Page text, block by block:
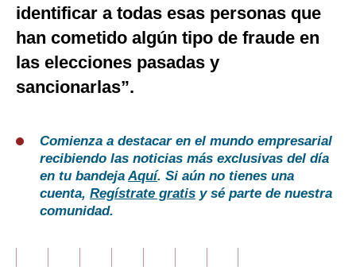
identificar a todas esas personas que
han cometido algún tipo de fraude en
las elecciones pasadas y
sancionarlas”.
Comienza a destacar en el mundo empresarial
recibiendo las noticias más exclusivas del día
en tu bandejaAquí. Si aún no tienes una
cuenta, Regístrate gratis y sé parte de nuestra
comunidad.